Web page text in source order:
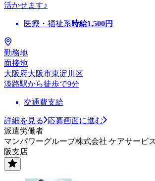
活かせます♪
医療・福祉系時給1,500円
勤務地
面接地
大阪府大阪市東淀川区
淡路駅から徒歩で9分
交通費支給
詳細を見る
応募画面に進む
派遣労働者
マンパワーグループ株式会社 ケアサービ
阪支店